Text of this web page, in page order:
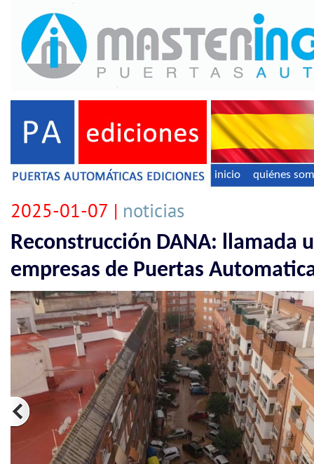
inicio quiénes
2025-01-07 | noticias
Reconstrucción DANA: llamada
empresas de Puertas